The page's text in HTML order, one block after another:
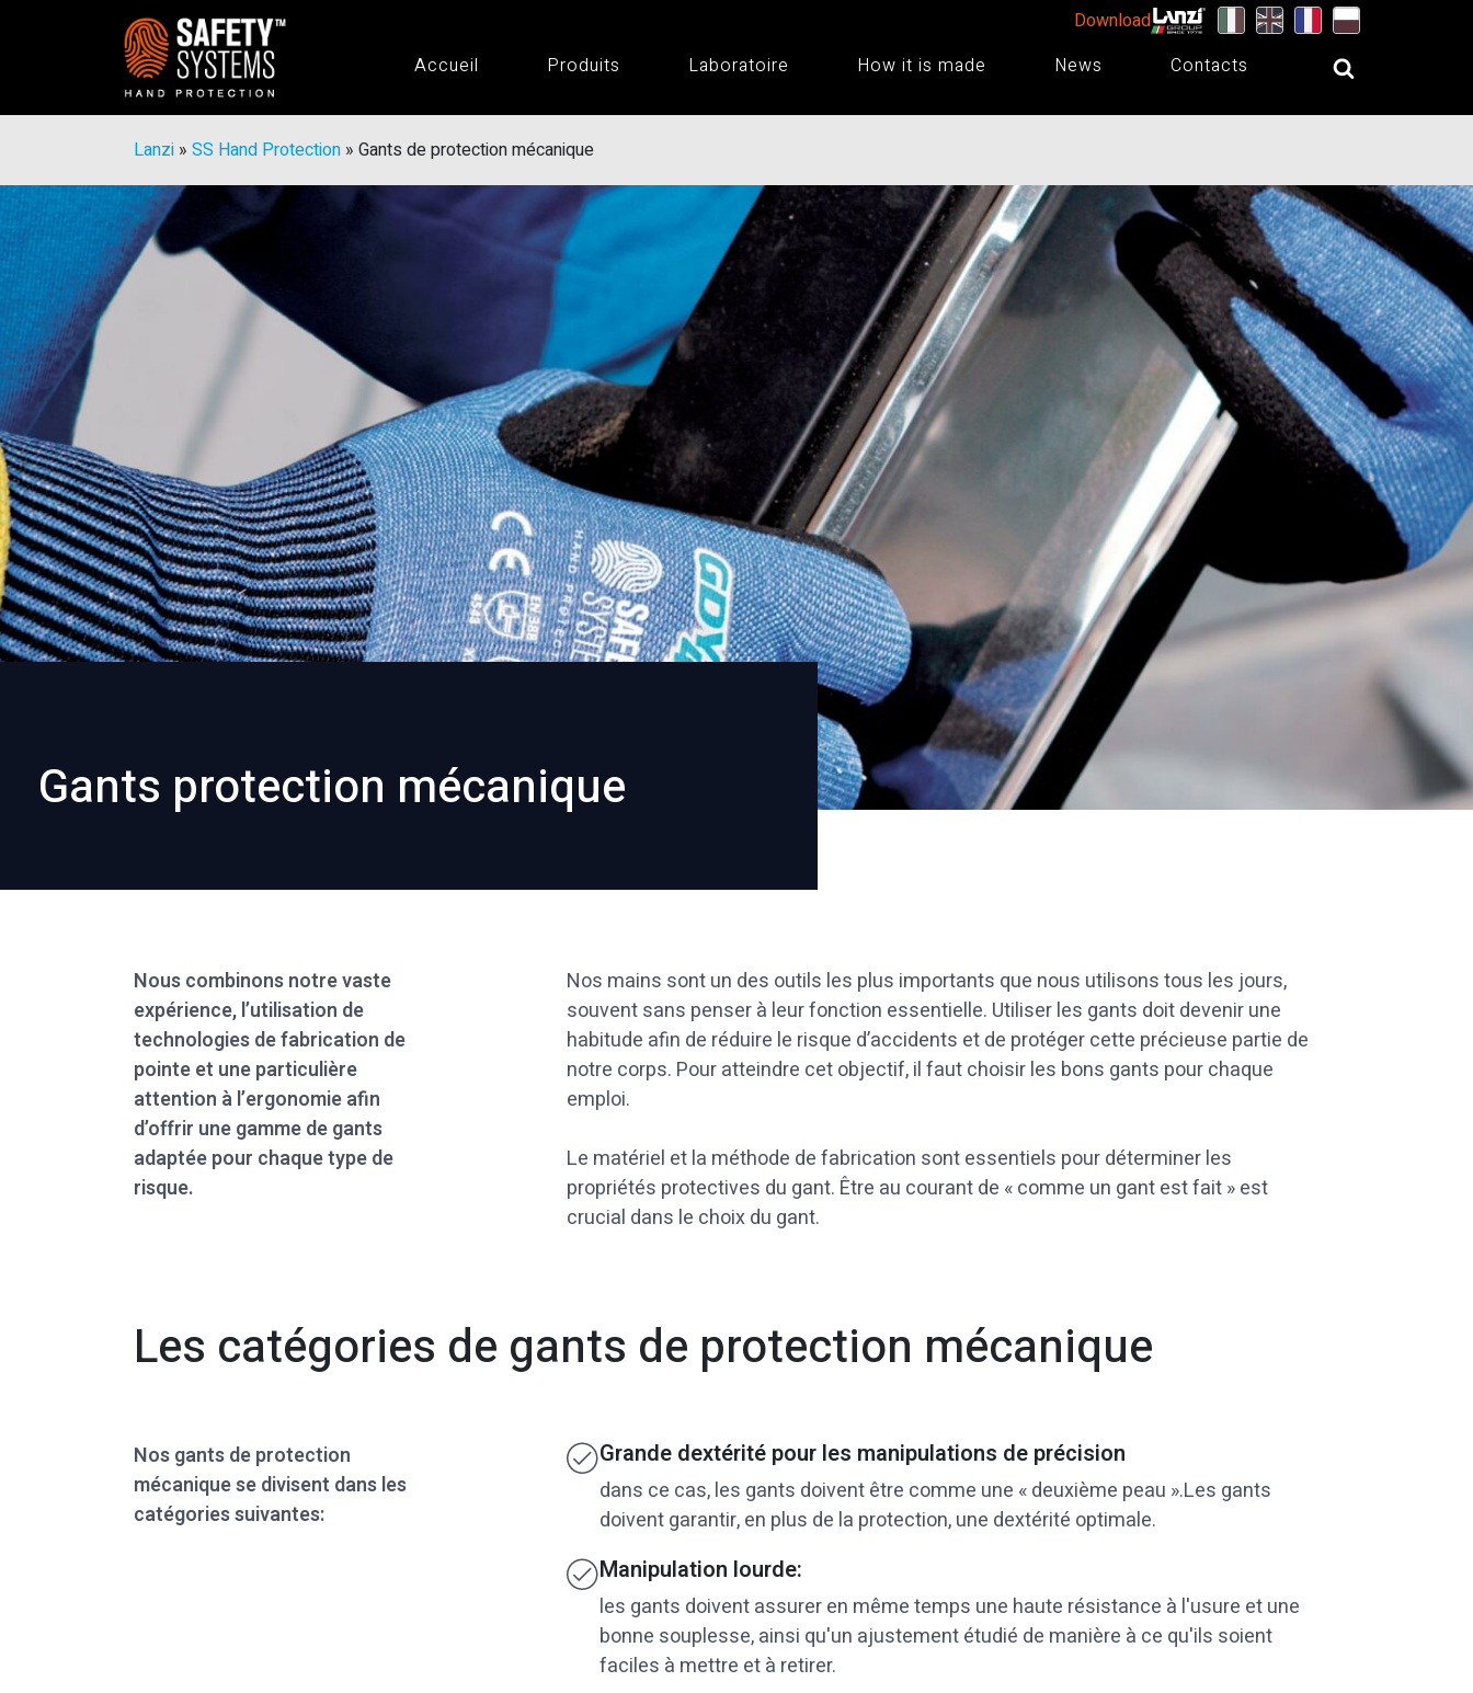
Download
Accueil
Produits Laboratoire How it is made News Contacts
Lanzi » SS Hand Protection » Gants de protection mécanique
Gants protection mécanique
Nous combinons notre vaste
expérience, l’utilisation de
technologies de fabrication de
pointe et une particulière
attention à l’ergonomie afin
d’offrir une gamme de gants
adaptée pour chaque type de
risque.
Nos mains sont un des outils les plus importants que nous utilisons tous les jours,
souvent sans penser à leur fonction essentielle. Utiliser les gants doit devenir une
habitude afin de réduire le risque d’accidents et de protéger cette précieuse partie de
notre corps. Pour atteindre cet objectif, il faut choisir les bons gants pour chaque
emploi.
Le matériel et la méthode de fabrication sont essentiels pour déterminer les
propriétés protectives du gant. Être au courant de « comme un gant est fait » est
crucial dans le choix du gant.
Les catégories de gants de protection mécanique
Nos gants de protection
mécanique se divisent dans les
catégories suivantes:
Grande dextérité pour les manipulations de précision
dans ce cas, les gants doivent être comme une « deuxième peau ».Les gants
doivent garantir, en plus de la protection, une dextérité optimale.
Manipulation lourde:
les gants doivent assurer en même temps une haute résistance à l'usure et une
bonne souplesse, ainsi qu'un ajustement étudié de manière à ce qu'ils soient
faciles à mettre et à retirer.